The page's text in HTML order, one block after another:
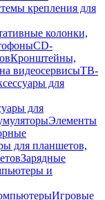
крепления для
колонки,
CD-
Кронштейны,
видеосервисыТВ-
для
для
Элементы
для планшетов,
Зарядные
и
Игровые